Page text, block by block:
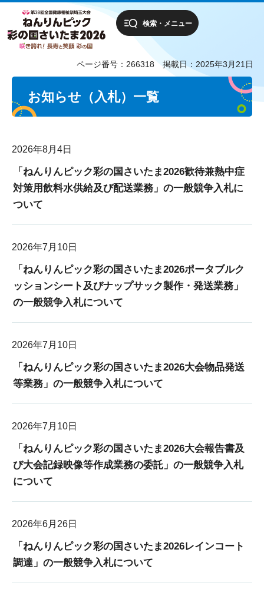
検索・メニュー
ページ番号：266318 掲載日：2025年3月21日
お知らせ（入札）一覧
2026年8月4日
「ねんりんピック彩の国さいたま2026歓待兼熱中症
対策用飲料水供給及び配送業務」の一般競争入札に
ついて
2026年7月10日
「ねんりんピック彩の国さいたま2026ポータブルク
ッションシート及びナップサック製作・発送業務」
の一般競争入札について
2026年7月10日
「ねんりんピック彩の国さいたま2026大会物品発送
等業務」の一般競争入札について
2026年7月10日
「ねんりんピック彩の国さいたま2026大会報告書及
び大会記録映像等作成業務の委託」の一般競争入札
について
2026年6月26日
「ねんりんピック彩の国さいたま2026レインコート
調達」の一般競争入札について